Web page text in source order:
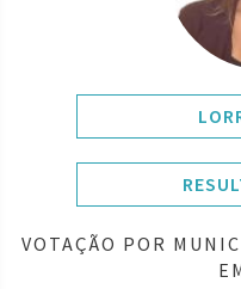
VOTAÇÃO POR